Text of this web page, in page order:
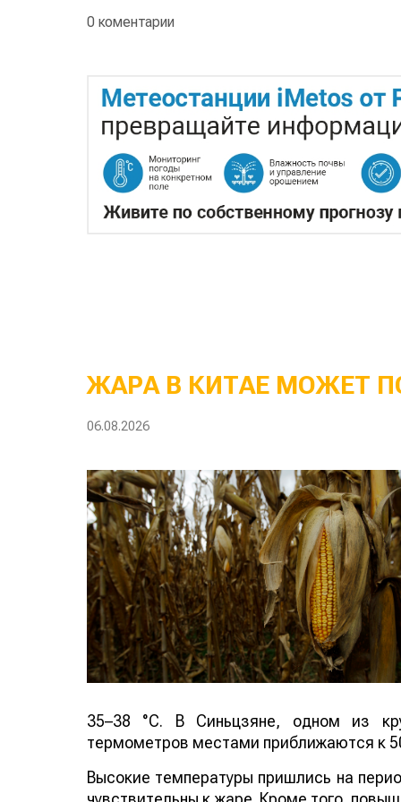
0 коментарии
ЖАРА В КИТАЕ МОЖЕТ
06.08.2026
35–38 °C. В Синьцзяне, одном из
термометров местами приближаются к
Высокие температуры пришлись на